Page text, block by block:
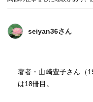
現在でもそうした慣習
な考え方ですが、実践
従って、組織という人
（２）『第１０章 射る
骨身を削って再建に取
seiyan36さん
著者・山崎豊子さん（
は18冊目。